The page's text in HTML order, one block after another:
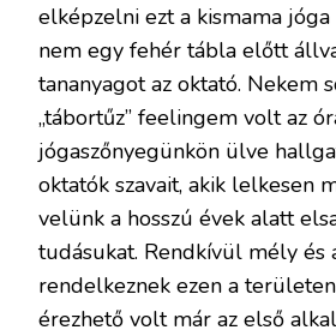
elképzelni ezt a kismama jóga
nem egy fehér tábla előtt
tananyagot az oktató. Nekem
„tábortűz” feelingem volt az
jógaszőnyegünkön ülve
oktatók szavait, akik lelkesen
velünk a hosszú évek alatt
tudásukat. Rendkívül mély és
rendelkeznek ezen a
érezhető volt már az első